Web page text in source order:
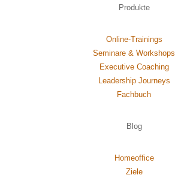
Produkte
Online-Trainings
Seminare & Workshops
Executive Coaching
Leadership Journeys
Fachbuch
Blog
Homeoffice
Ziele